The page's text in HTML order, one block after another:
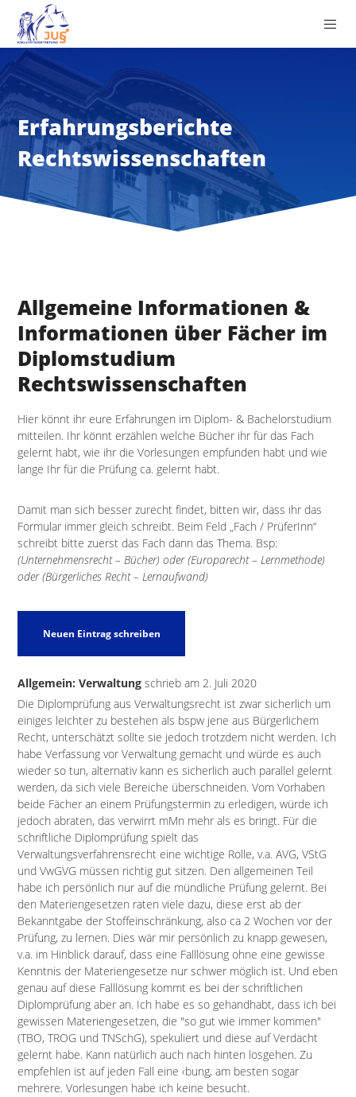
Erfahrungsberichte
Rechtswissenschaften
Allgemeine Informationen &
Informationen über Fächer im
Diplomstudium
Rechtswissenschaften
Hier könnt ihr eure Erfahrungen im Diplom- & Bachelorstudium
mitteilen. Ihr könnt erzählen welche Bücher ihr für das Fach
gelernt habt, wie ihr die Vorlesungen empfunden habt und wie
lange Ihr für die Prüfung ca. gelernt habt.
Damit man sich besser zurecht findet, bitten wir, dass ihr das
Formular immer gleich schreibt. Beim Feld „Fach / PrüferInn“
schreibt bitte zuerst das Fach dann das Thema. Bsp:
(Unternehmensrecht – Bücher) oder (Europarecht – Lernmethode)
oder (Bürgerliches Recht – Lernaufwand)
Allgemein: Verwaltungschrieb am 2. Juli 2020
Die Diplomprüfung aus Verwaltungsrecht ist zwar sicherlich um
einiges leichter zu bestehen als bspw jene aus Bürgerlichem
Recht, unterschätzt sollte sie jedoch trotzdem nicht werden. Ich
habe Verfassung vor Verwaltung gemacht und würde es auch
wieder so tun, alternativ kann es sicherlich auch parallel gelernt
werden, da sich viele Bereiche überschneiden. Vom Vorhaben
beide Fächer an einem Prüfungstermin zu erledigen, würde ich
jedoch abraten, das verwirrt mMn mehr als es bringt. Für die
schriftliche Diplomprüfung spielt das
Verwaltungsverfahrensrecht eine wichtige Rolle, v.a. AVG, VStG
und VwGVG müssen richtig gut sitzen. Den allgemeinen Teil
habe ich persönlich nur auf die mündliche Prüfung gelernt. Bei
den Materiengesetzen raten viele dazu, diese erst ab der
Bekanntgabe der Stoffeinschränkung, also ca 2 Wochen vor der
Prüfung, zu lernen. Dies wär mir persönlich zu knapp gewesen,
v.a. im Hinblick darauf, dass eine Falllösung ohne eine gewisse
Kenntnis der Materiengesetze nur schwer möglich ist. Und eben
genau auf diese Falllösung kommt es bei der schriftlichen
Diplomprüfung aber an. Ich habe es so gehandhabt, dass ich bei
gewissen Materiengesetzen, die "so gut wie immer kommen"
(TBO, TROG und TNSchG), spekuliert und diese auf Verdacht
gelernt habe. Kann natürlich auch nach hinten losgehen. Zu
empfehlen ist auf jeden Fall eine ‹bung, am besten sogar
mehrere. Vorlesungen habe ich keine besucht.